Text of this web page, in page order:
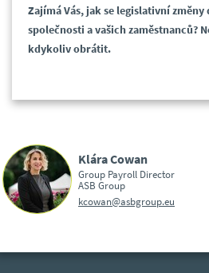
Zajímá Vás, jak se legislativní
společnosti a vašich zaměstnanců?
kdykoliv obrátit.
Klára Cowan
Group Payroll Director
ASB Group
kcowan@asbgroup.eu